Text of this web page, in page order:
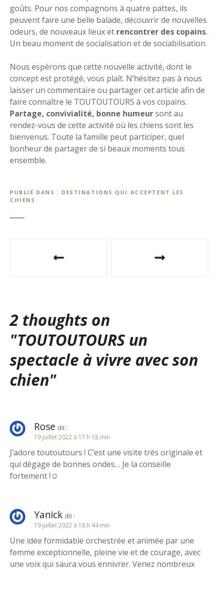
goûts. Pour nos compagnons à quatre pattes, ils
peuvent faire une belle balade, découvrir de nouvelles
odeurs, de nouveaux lieux et rencontrer des copains.
Un beau moment de socialisation et de sociabilisation.
Nous espérons que cette nouvelle activité, dont le
concept est protégé, vous plaît. N’hésitez pas à nous
laisser un commentaire ou partager cet article afin de
faire connaître le TOUTOUTOURS à vos copains.
Partage, convivialité, bonne humeursont au
rendez-vous de cette activité où les chiens sont les
bienvenus. Toute la famille peut participer, quel
bonheur de partager de si beaux moments tous
ensemble.
PUBLIÉ DANS
DESTINATIONS QUI ACCEPTENT LES
CHIENS
g
t
i
n
d
e
l
a
r
t
2 thoughts on
"TOUTOUTOURS un
spectacle à vivre avec son
chien"
Rose dit :
19 juillet 2022 à 17 h 18 min
J’adore toutoutours ! C’est une visite très originale et
qui dégage de bonnes ondes… Je la conseille
fortement !☺️
Yanick dit :
19 juillet 2022 à 18 h 44 min
Une idée formidable orchestrée et animée par une
femme exceptionnelle, pleine vie et de courage, avec
une voix qui saura vous ennivrer. Venez nombreux